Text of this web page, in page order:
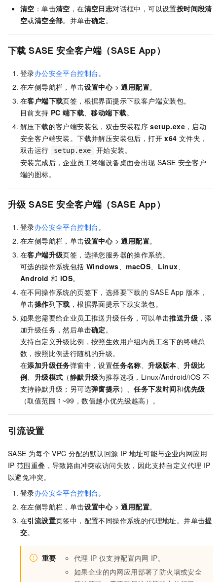
清空 ：单击清空 ，在清空日志对话框中，可以设置按时间段清
空或清空全部。并单击确定 。
下载 SASE 安全客户端（SASE App）
登录办公安全平台控制台。
在左侧导航栏，单击设置中心>通用配置。
在客户端下载页签，根据界面提示下载客户端安装包。
目前支持 PC 端下载 、移动端下载。
解压下载的客户端安装包，双击安装程序 setup.exe ，启动
安全客户端安装。下载并解压安装包后，打开x64 文件夹，
双击运行
setup.exe
开始安装。
安装完成后，企业员工终端设备桌面会出现 SASE 安全客户
端的图标。
升级 SASE 安全客户端（SASE App）
登录办公安全平台控制台。
在左侧导航栏，单击设置中心>通用配置。
在客户端升级页签，选择您服务器的操作系统。
可选的操作系统包括 Windows 、macOS Linux
Android 和 iOS。
在不同操作系统的页签下，选择要下载的 SASE App 版本，
单击操作列下载 ，根据界面提示下载安装包。
如果您需要给企业员工推送升级任务，可以单击推送升级 ，添
加升级任务，然后单击确定 。
支持自定义升级比例，按照生效用户组内员工名下的终端总
数，按照比例进行随机的升级。
在添加升级任务弹窗中，设置任务名称 、升级版本 、升级比
例
升级模式 （静默升级为推荐选项，Linux/Android/iOS 不
支持静默升级；另可选弹窗提示）、任务下发时间和优先级
（取值范围 1~99，数值越小优先级越高）。
引流设置
SASE 为每个 VPC 分配的默认回源 IP 地址可能与企业内网应用
IP 范围重叠，导致路由冲突或访问失败，因此支持自定义代理 IP
以避免冲突。
登录办公安全平台控制台。
在左侧导航栏，单击设置中心>通用配置。
在引流设置页签中，配置不同操作系统的代理地址。并单击提
交。
重要 代理 IP 仅支持配置内网 IP。
如果企业的内网应用部署了防火墙或安全